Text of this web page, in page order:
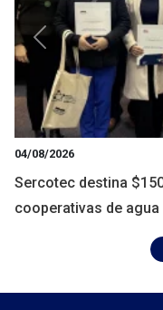
04/08/2026
Sercotec destina
cooperativas de agua
Anterior